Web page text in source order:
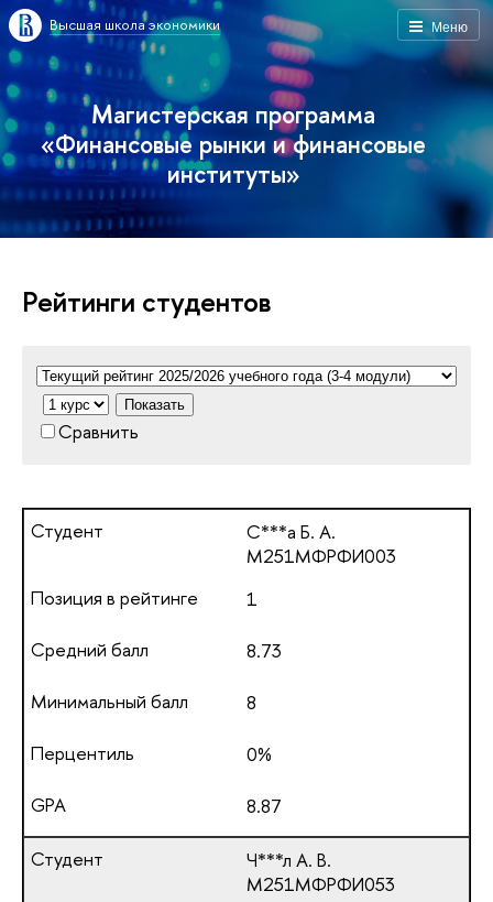
Меню
Высшая школа экономики
Магистерская программа
«Финансовые рынки и финансовые
институты»
Рейтинги студентов
Показать
Сравнить
С***а Б. А.
М251МФРФИ003
1
8.73
8
0%
8.87
Ч***л А. В.
М251МФРФИ053